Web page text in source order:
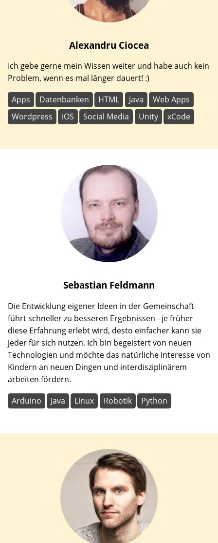
Alexandru Ciocea
Ich gebe gerne mein Wissen weiter und habe auch kein
Problem, wenn es mal länger dauert! :)
Apps Datenbanken HTML Java
Web Apps
Wordpress
iOS Social Media Unity xCode
Sebastian Feldmann
Die Entwicklung eigener Ideen in der Gemeinschaft
führt schneller zu besseren Ergebnissen - je früher
diese Erfahrung erlebt wird, desto einfacher kann sie
jeder für sich nutzen. Ich bin begeistert von neuen
Technologien und möchte das natürliche Interesse von
Kindern an neuen Dingen und interdisziplinärem
arbeiten fördern.
Arduino Java Linux Robotik Python